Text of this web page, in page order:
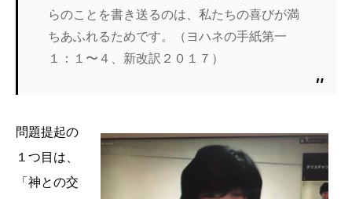
らのことを書き送るのは、私たちの喜びが満
ちあふれるためです。（ヨハネの手紙第一
１：１〜４、新改訳２０１７）
問題提起の
１つ目は、
「神との交